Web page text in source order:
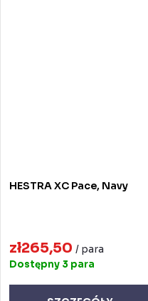
HESTRA XC Pace, Navy
zł265,50 / para
Dostępny 3 para